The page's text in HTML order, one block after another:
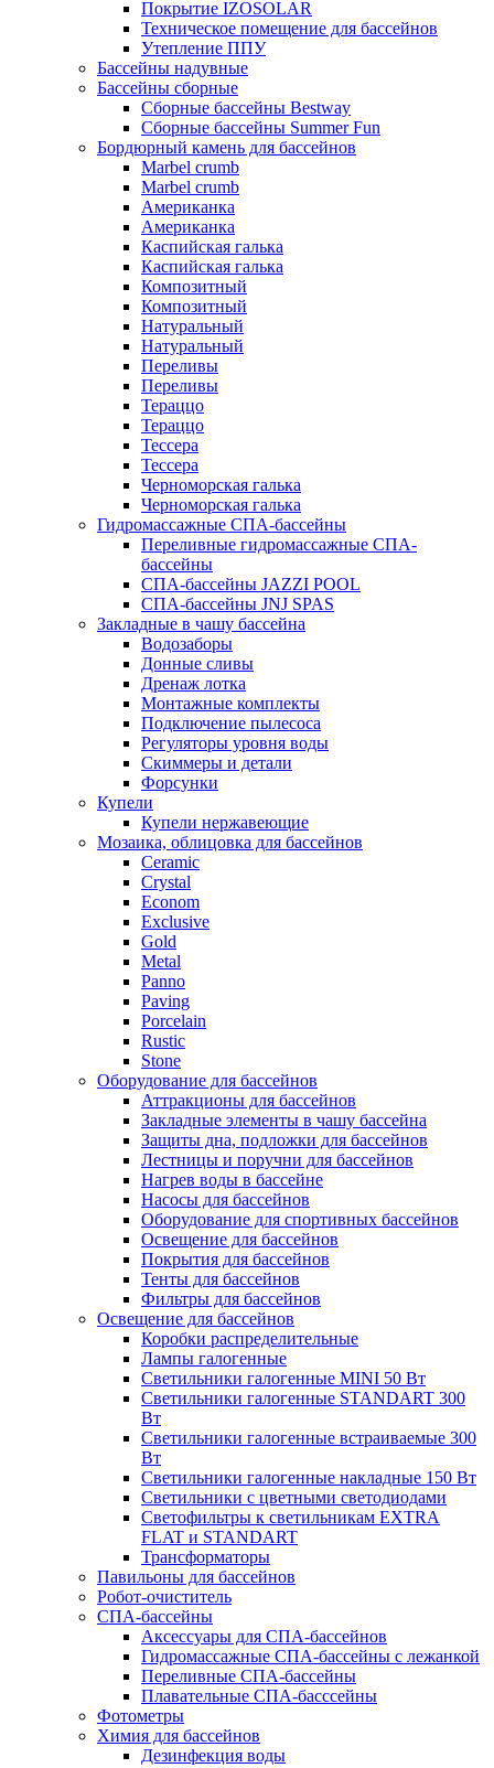
Покрытие IZOSOLAR
Техническое помещение для бассейнов
Утепление ППУ
Бассейны надувные
Бассейны сборные
Сборные бассейны Bestway
Сборные бассейны Summer Fun
Бордюрный камень для бассейнов
Marbel crumb
Marbel crumb
Американка
Американка
Каспийская галька
Каспийская галька
Композитный
Композитный
Натуральный
Натуральный
Переливы
Переливы
Тераццо
Тераццо
Тессера
Тессера
Черноморская галька
Черноморская галька
Гидромассажные СПА-бассейны
Переливные гидромассажные СПА-
бассейны
СПА-бассейны JAZZI POOL
СПА-бассейны JNJ SPAS
Закладные в чашу бассейна
Водозаборы
Донные сливы
Дренаж лотка
Монтажные комплекты
Подключение пылесоса
Регуляторы уровня воды
Скиммеры и детали
Форсунки
Купели
Купели нержавеющие
Мозаика, облицовка для бассейнов
Ceramic
Crystal
Econom
Exclusive
Gold
Metal
Panno
Paving
Porcelain
Rustic
Stone
Оборудование для бассейнов
Аттракционы для бассейнов
Закладные элементы в чашу бассейна
Защиты дна, подложки для бассейнов
Лестницы и поручни для бассейнов
Нагрев воды в бассейне
Насосы для бассейнов
Оборудование для спортивных бассейнов
Освещение для бассейнов
Покрытия для бассейнов
Тенты для бассейнов
Фильтры для бассейнов
Освещение для бассейнов
Коробки распределительные
Лампы галогенные
Светильники галогенные MINI 50 Вт
Светильники галогенные STANDART 300
Вт
Светильники галогенные встраиваемые 300
Вт
Светильники галогенные накладные 150 Вт
Светильники с цветными светодиодами
Светофильтры к светильникам EXTRA
FLAT и STANDART
Трансформаторы
Павильоны для бассейнов
Робот-очиститель
СПА-бассейны
Аксессуары для СПА-бассейнов
Гидромассажные СПА-бассейны с лежанкой
Переливные СПА-бассейны
Плавательные СПА-басссейны
Фотометры
Химия для бассейнов
Дезинфекция воды